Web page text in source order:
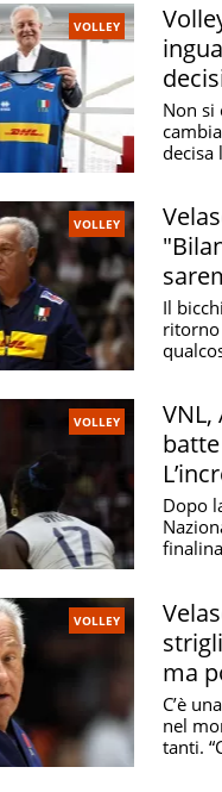
VOLLEY
Non si
decisa
VOLLEY
Il
ritorno
VOLLEY
VNL,
Dopo
VOLLEY
ma
C’è
nel
tanti.